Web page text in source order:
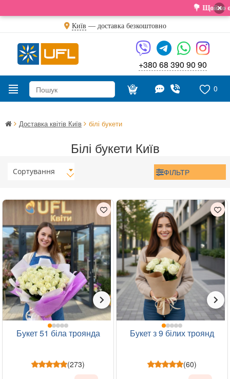
💐 Щойно ×
Київ — доставка безкоштовно
+380 68 390 90 90
0
Доставка квітів Київ білі букети
Білі букети Київ
Сортування ФІЛЬТР
Букет 51 біла троянда
(273)
Букет з 9 білих троянд
(60)